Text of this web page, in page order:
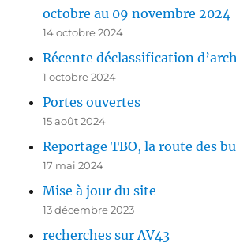
octobre au 09 novembre 2024
14 octobre 2024
Récente déclassification
1 octobre 2024
Portes ouvertes
15 août 2024
Reportage TBO, la route des
17 mai 2024
Mise à jour du site
13 décembre 2023
recherches sur AV43